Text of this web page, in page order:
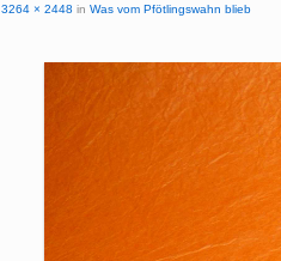
3264 × 2448 in Was vom Pfötlingswahn blieb